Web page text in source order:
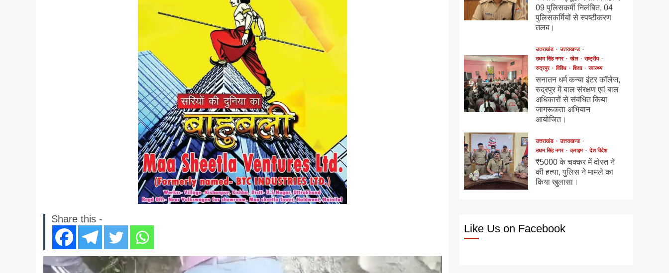
Share this -
09 पुलिसकर्मी निलंबित, 04
पुलिसकर्मियों से स्पष्टीकरण
तलब।
उत्तराखंड
उत्तराखण्ड
उधम सिंह नगर
खेल
राष्ट्रीय
रुद्रपुर
विविध शिक्षा स्वास्थ्य
सनातन धर्म कन्या इंटर कॉलेज,
रुद्रपुर में बाल संरक्षण एवं बाल
अधिकारों से संबंधित किया
जागरूकता अभियान
आयोजित।
उत्तराखंड
उत्तराखण्ड
उधम सिंह नगर
क्राइम देश विदेश
₹5000 के चक्कर में दोस्त ने
की हत्या, पुलिस ने मामले का
किया खुलासा।
Like Us on Facebook